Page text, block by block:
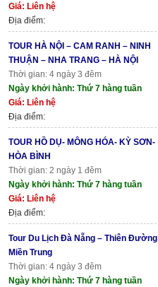
Giá: Liên hệ
Địa điểm:
TOUR HÀ NỘI – CAM RANH – NINH
THUẬN – NHA TRANG – HÀ NỘI
Thời gian: 4 ngày 3 đêm
Ngày khởi hành: Thứ 7 hàng tuần
Giá: Liên hệ
Địa điểm:
TOUR HỒ DỤ- MÔNG HÓA- KỲ SƠN-
HÒA BÌNH
Thời gian: 2 ngày 1 đêm
Ngày khởi hành: Thứ 7 hàng tuần
Giá: Liên hệ
Địa điểm:
Tour Du Lịch Đà Nẵng – Thiên Đường
Miền Trung
Thời gian: 4 ngày 3 đêm
Ngày khởi hành: Thứ 7 hàng tuần